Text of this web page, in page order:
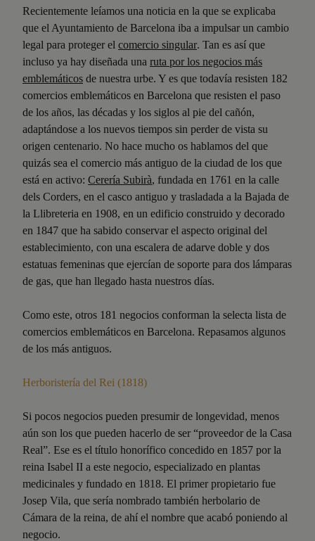
Recientemente leíamos una noticia en la que se explicaba
que el Ayuntamiento de Barcelona iba a impulsar un cambio
legal para proteger el comercio singular. Tan es así que
incluso ya hay diseñada una ruta por los negocios más
emblemáticos de nuestra urbe. Y es que todavía resisten 182
comercios emblemáticos en Barcelona que resisten el paso
de los años, las décadas y los siglos al pie del cañón,
adaptándose a los nuevos tiempos sin perder de vista su
origen centenario. No hace mucho os hablamos del que
quizás sea el comercio más antiguo de la ciudad de los que
está en activo: Cerería Subirà, fundada en 1761 en la calle
dels Corders, en el casco antiguo y trasladada a la Bajada de
la Llibreteria en 1908, en un edificio construido y decorado
en 1847 que ha sabido conservar el aspecto original del
establecimiento, con una escalera de adarve doble y dos
estatuas femeninas que ejercían de soporte para dos lámparas
de gas, que han llegado hasta nuestros días.
Como este, otros 181 negocios conforman la selecta lista de
comercios emblemáticos en Barcelona. Repasamos algunos
de los más antiguos.
Herboristería del Rei (1818)
Si pocos negocios pueden presumir de longevidad, menos
aún son los que pueden hacerlo de ser “proveedor de la Casa
Real”. Ese es el título honorífico concedido en 1857 por la
reina Isabel II a este negocio, especializado en plantas
medicinales y fundado en 1818. El primer propietario fue
Josep Vila, que sería nombrado también herbolario de
Cámara de la reina, de ahí el nombre que acabó poniendo al
negocio.